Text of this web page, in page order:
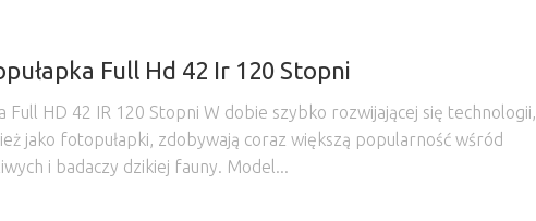
Full Hd 42 Ir 120 Stopni
Full HD 42 IR 120 Stopni W dobie szybko rozwijającej się technologii,
jako fotopułapki, zdobywają coraz większą popularność wśród
i badaczy dzikiej fauny. Model...